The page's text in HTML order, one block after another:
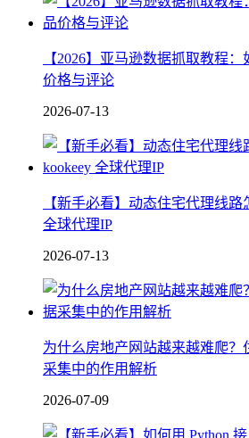
【2026】亚马逊数据抓取教程
价格与评论
2026-07-13
【新手必看】动态住宅代理线
全球代理IP
2026-07-13
为什么房地产网站越来越难爬？
采集中的作用解析
2026-07-09